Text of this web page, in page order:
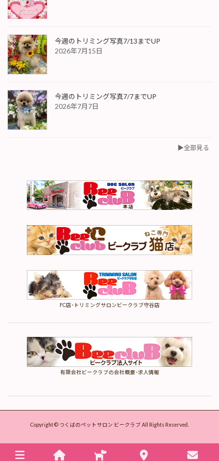
今週のトリミング写真7/13までUP
2026年7月15日
今週のトリミング写真7/7までUP
2026年7月7日
▶︎全部見る
FC店･トリミングサロンビークラブ守谷店
有限会社ビークラブの会社概要･求人情報
安心の保証制度
Copyright © つくばのペットサロン ビークラブ All Rights Reserved.